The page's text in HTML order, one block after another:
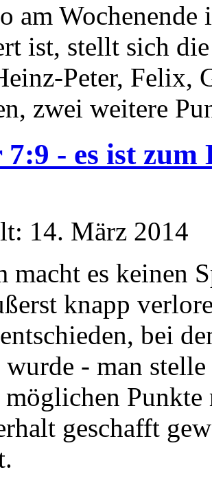
am
ist, stellt sich
Peter, Felix,
zwei weitere
- es ist zum
14. März 2014
macht es keinen
knapp
bei
- man
möglichen
geschafft